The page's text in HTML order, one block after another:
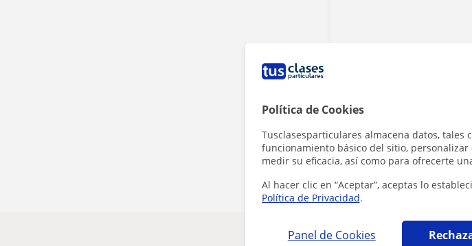
Política de Cookies
Tusclasesparticulares almacena datos, tales
funcionamiento básico del sitio,
medir su eficacia, así como para ofrecerte
Al hacer clic en “Aceptar”, aceptas lo
Política de Privacidad.
Panel de Cookies
¿Hay algún error en